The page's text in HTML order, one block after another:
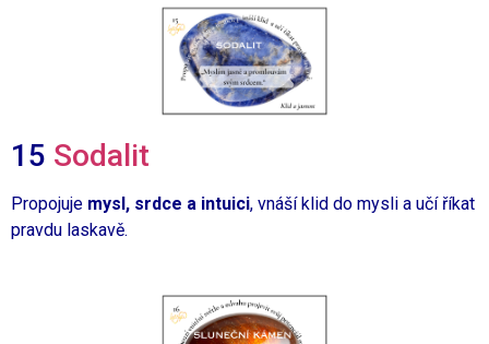
15 Sodalit
Propojuje mysl, srdce a intuici, vnáší klid do mysli a učí říkat
pravdu laskavě.